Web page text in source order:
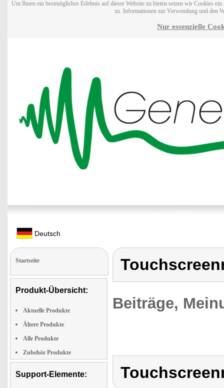
Um Ihnen ein bestmögliches Erlebnis auf dieser Website zu bieten setzen wir Cookies
zu. Informationen zur Verwendung und den
Nur essenzielle
Deutsch
Startseite
Produkt-Übersicht:
Aktuelle Produkte
Ältere Produkte
Alle Produkte
Zubehör Produkte
Support-Elemente:
Beiträge,